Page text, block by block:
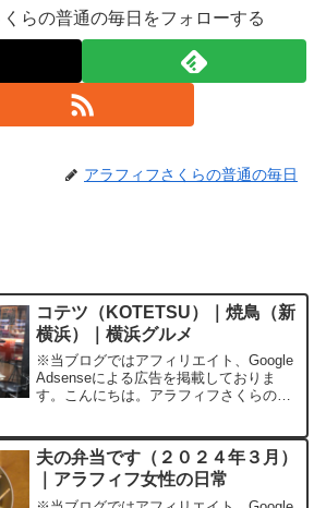
らの普通の毎日をフォローする
アラフィフさくらの普通の毎日
コテツ（KOTETSU）｜焼鳥（新
横浜）｜横浜グルメ
※当ブログではアフィリエイト、Google
Adsenseによる広告を掲載しておりま
す。こんにちは。アラフィフさくらの普
（KOTETSU）」は新横浜の篠原口を出
てすぐにあ...
夫の弁当です（２０２４年３月）
｜アラフィフ女性の日常